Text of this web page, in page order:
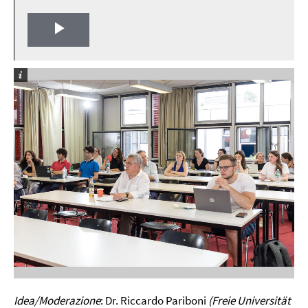
Play
Video
Idea/Moderazione: Dr. Riccardo Pariboni (Freie Universität